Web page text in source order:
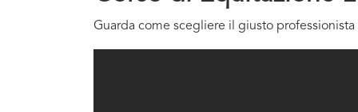
Guarda come scegliere il giusto professionista